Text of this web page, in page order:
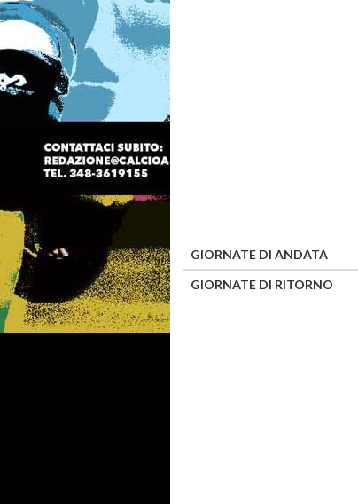
GIORNATE DI ANDATA
GIORNATE DI RITORNO